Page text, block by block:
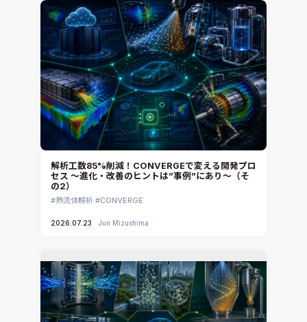
MBDプロセス構築コンサルティング
CAEエンジニアリングコンサルティング
音響設計
CAE分野におけるAIコンサルティング
システム構築と開発
CONVERGE
iconCFD
SIMULIA Abaqus Unified FEA
Simcenter Flotherm
Simcenter Flotherm XT
Ansys Electronics
DEMITASNX
Simcenter 3D Acoustics
Rocky
CATIA V5 Analysis
3DEXPERIENCE SIMULIA
ennovaCFD
MpCCI
Ansys Granta MI
解析工数85%削減！CONVERGEで変える開発プロ
セス ～進化・改善のヒントは”事例”にあり～（そ
の2）
熱流体解析 CONVERGE
2026.07.23 Jun Mizushima